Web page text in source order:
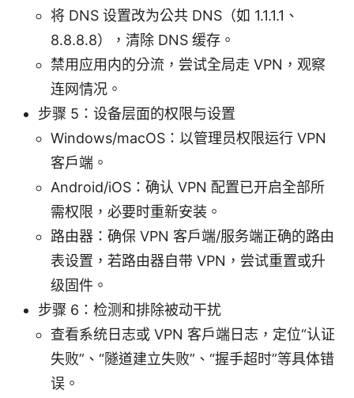
将 DNS 设置改为公共 DNS（如 1.1.1.1、
8.8.8.8），清除 DNS 缓存。
禁用应用内的分流，尝试全局走 VPN，观察
连网情况。
步骤 5：设备层面的权限与设置
Windows/macOS：以管理员权限运行 VPN
客户端。
Android/iOS：确认 VPN 配置已开启全部所
需权限，必要时重新安装。
路由器：确保 VPN 客户端/服务端正确的路由
表设置，若路由器自带 VPN，尝试重置或升
级固件。
步骤 6：检测和排除被动干扰
查看系统日志或 VPN 客户端日志，定位“认证
失败”、“隧道建立失败”、“握手超时”等具体错
误。